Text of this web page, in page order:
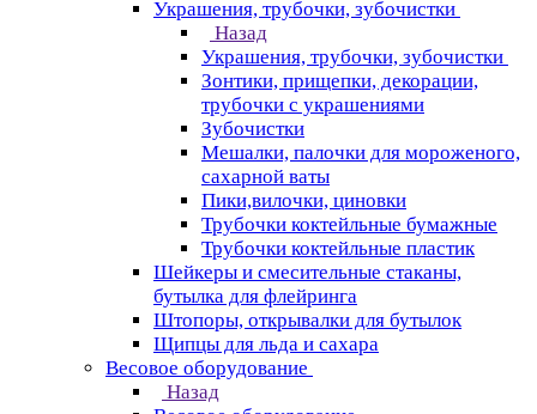
Украшения, трубочки, зубочистки
Назад
Украшения, трубочки, зубочистки
Зонтики, прищепки, декорации,
трубочки с украшениями
Зубочистки
Мешалки, палочки для мороженого,
сахарной ваты
Пики,вилочки, циновки
Трубочки коктейльные бумажные
Трубочки коктейльные пластик
Шейкеры и смесительные стаканы,
бутылка для флейринга
Штопоры, открывалки для бутылок
Щипцы для льда и сахара
Весовое оборудование
Назад